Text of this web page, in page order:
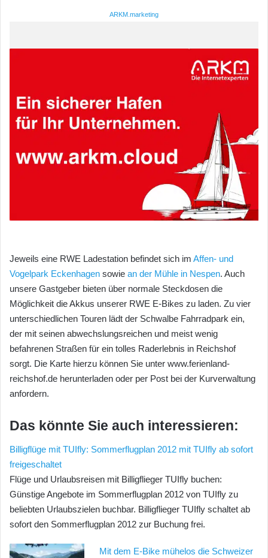
ARKM.marketing
Jeweils eine RWE Ladestation befindet sich im Affen- und
Vogelpark Eckenhagen sowie an der Mühle in Nespen. Auch
unsere Gastgeber bieten über normale Steckdosen die
Möglichkeit die Akkus unserer RWE E-Bikes zu laden. Zu vier
unterschiedlichen Touren lädt der Schwalbe Fahrradpark ein,
der mit seinen abwechslungsreichen und meist wenig
befahrenen Straßen für ein tolles Raderlebnis in Reichshof
sorgt. Die Karte hierzu können Sie unter www.ferienland-
reichshof.de herunterladen oder per Post bei der Kurverwaltung
anfordern.
Das könnte Sie auch interessieren:
Billigflüge mit TUIfly: Sommerflugplan 2012 mit TUIfly ab sofort
freigeschaltet
Flüge und Urlaubsreisen mit Billigflieger TUIfly buchen:
Günstige Angebote im Sommerflugplan 2012 von TUIfly zu
beliebten Urlaubszielen buchbar. Billigflieger TUIfly schaltet ab
sofort den Sommerflugplan 2012 zur Buchung frei.
Mit dem E-Bike mühelos die Schweizer